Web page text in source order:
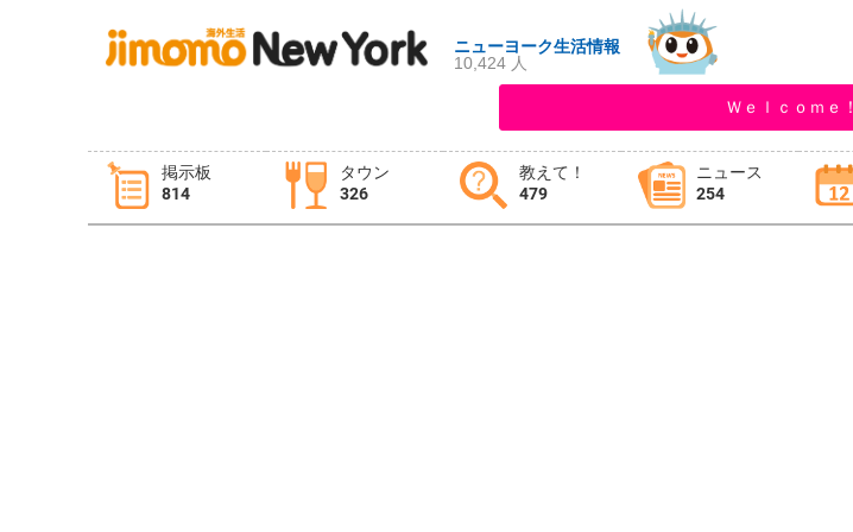
ニューヨーク生活情報
10,424 人
Ｗｅｌｃｏｍｅ！
掲示板
814
タウン
326
教えて！
479
ニュース
254
タウン情報